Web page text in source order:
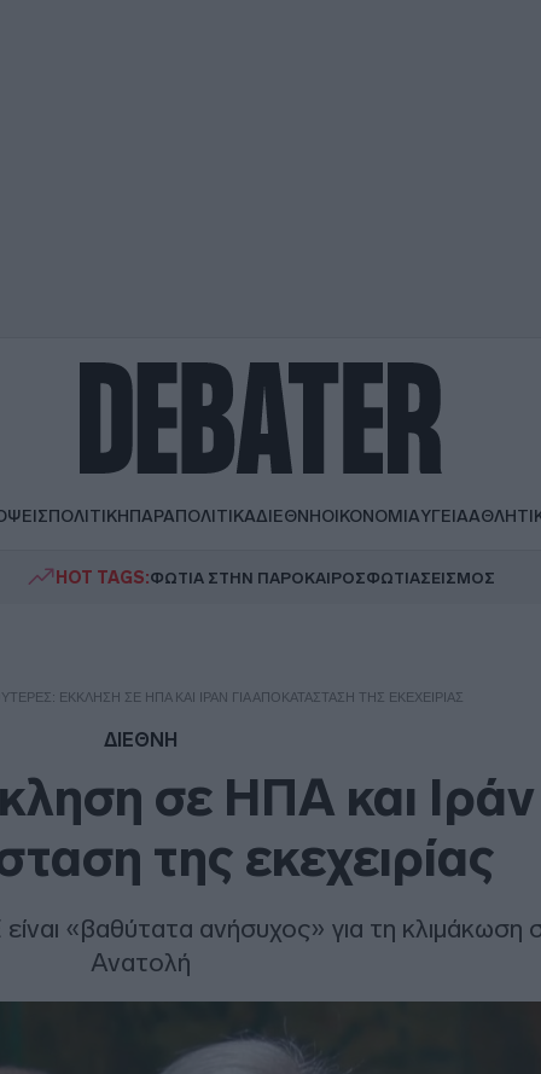
ΠΟΛΙΤΙΚΗΠΑΡΑΠΟΛΙΤΙΚΑΔΙΕΘΝΗΟΙΚΟΝΟΜΙΑΥΓΕΙΑ
HOT TAGS:ΦΩΤΙΑ ΣΤΗΝ ΠΑΡΟΚΑΙΡΟΣΦΩΤΙΑΣΕΙΣΜΟΣ
ΈΚΚΛΗΣΗ ΣΕ ΗΠΑ ΚΑΙ ΙΡΆΝ ΓΙΑ ΑΠΟΚΑΤΆΣΤΑΣΗ ΤΗΣ ΕΚΕΧΕΙΡΊΑΣ
ΔΙΕΘΝΗ
σε ΗΠΑ και Ιράν
της εκεχειρίας
«βαθύτατα ανήσυχος» για τη
Ανατολή